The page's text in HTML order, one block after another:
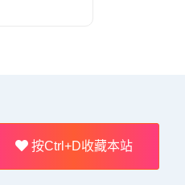
按Ctrl+D收藏本站